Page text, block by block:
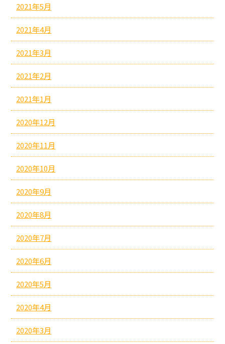
2021年5月
2021年4月
2021年3月
2021年2月
2021年1月
2020年12月
2020年11月
2020年10月
2020年9月
2020年8月
2020年7月
2020年6月
2020年5月
2020年4月
2020年3月